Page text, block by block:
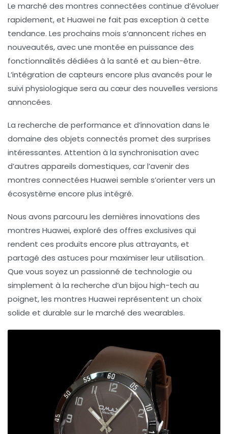
Le marché des montres connectées continue d’évoluer
rapidement, et Huawei ne fait pas exception à cette
tendance. Les prochains mois s’annoncent riches en
nouveautés, avec une montée en puissance des
fonctionnalités dédiées à la santé et au bien-être.
L’intégration de capteurs encore plus avancés pour le
suivi physiologique sera au cœur des nouvelles versions
annoncées.
La recherche de performance et d’innovation dans le
domaine des objets connectés promet des surprises
intéressantes. Attention à la synchronisation avec
d’autres appareils domestiques, car l’avenir des
montres connectées Huawei semble s’orienter vers un
écosystème encore plus intégré.
Nous avons parcouru les dernières innovations des
montres Huawei, exploré des offres exclusives qui
rendent ces produits encore plus attrayants, et
partagé des astuces pour maximiser leur utilisation.
Que vous soyez un passionné de technologie ou
simplement à la recherche d’un bijou high-tech au
poignet, les montres Huawei représentent un choix
solide et durable sur le marché des wearables.